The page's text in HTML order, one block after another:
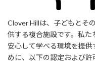
Clover Hillは、子どもとそ
供する複合施設です。私た
安心して学べる環境を提
めに、以下の認定および